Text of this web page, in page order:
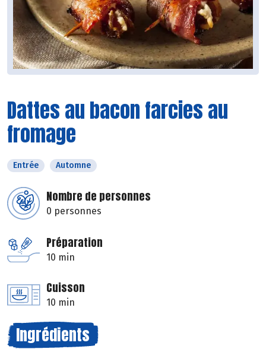
Dattes au bacon farcies au
fromage
Entrée Automne
Nombre de personnes
0 personnes
Préparation
10 min
Cuisson
10 min
Ingrédients